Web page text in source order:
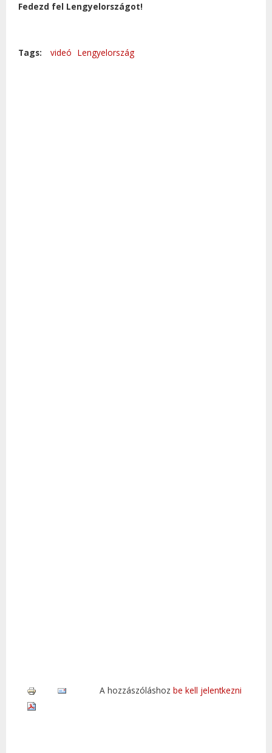
Fedezd fel Lengyelországot!
Tags: videó Lengyelország
A hozzászóláshoz be kell jelentkezni